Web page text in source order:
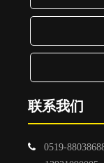
联系我们
 0519-